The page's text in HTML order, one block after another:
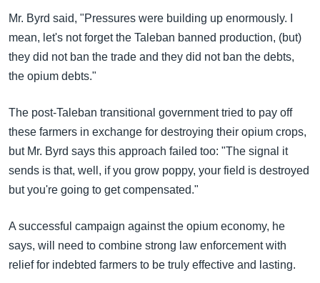
Mr. Byrd said, "Pressures were building up enormously. I
mean, let's not forget the Taleban banned production, (but)
they did not ban the trade and they did not ban the debts,
the opium debts."
The post-Taleban transitional government tried to pay off
these farmers in exchange for destroying their opium crops,
but Mr. Byrd says this approach failed too: "The signal it
sends is that, well, if you grow poppy, your field is destroyed
but you're going to get compensated."
A successful campaign against the opium economy, he
says, will need to combine strong law enforcement with
relief for indebted farmers to be truly effective and lasting.